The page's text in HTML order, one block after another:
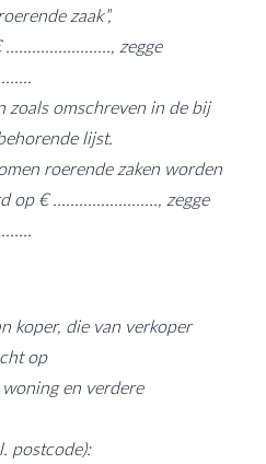
zaak”,
zegge
zoals omschreven in de bij
lijst.
roerende zaken worden
€ ........................, zegge
koper, die van verkoper
op
en verdere
postcode):